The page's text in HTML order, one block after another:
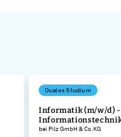
Duales Studium
Informatik (m/w/d) -
bei Pilz GmbH & Co.KG